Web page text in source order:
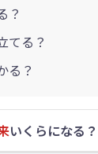
？
てる？
る？
いくらになる？